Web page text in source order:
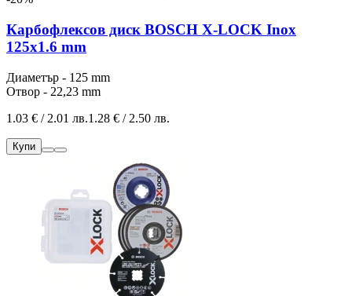
Карбофлексов диск BOSCH X-LOCK Inox
125x1.6 mm
Диаметър - 125 mm
Отвор - 22,23 mm
1.03 € / 2.01 лв.1.28 € / 2.50 лв.
Купи